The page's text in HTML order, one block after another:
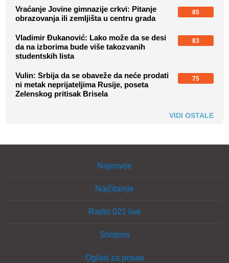
Vraćanje Jovine gimnazije crkvi: Pitanje
obrazovanja ili zemljišta u centru grada
85
Vladimir Đukanović: Lako može da se desi
da na izborima bude više takozvanih
studentskih lista
83
Vulin: Srbija da se obaveže da neće prodati
ni metak neprijateljima Rusije, poseta
Zelenskog pritisak Brisela
75
VIDI OSTALE
Najnovije
Najčitanije
Radio 021 live
Shopins
Oglasi za posao